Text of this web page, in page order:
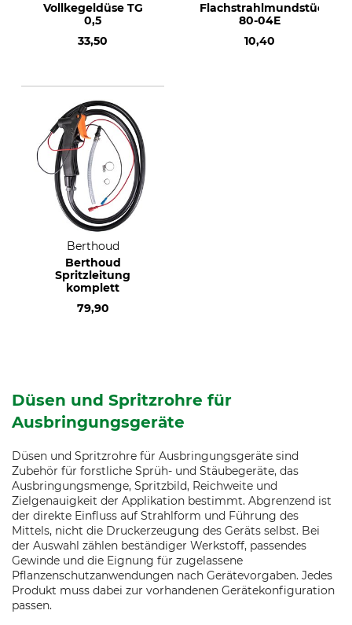
Vollkegeldüse TG
0,5
33,50
Flachstrahlmundstück
80-04E
10,40
Berthoud
Berthoud
Spritzleitung
komplett
79,90
Düsen und Spritzrohre für
Ausbringungsgeräte
Düsen und Spritzrohre für Ausbringungsgeräte sind
Zubehör für forstliche Sprüh- und Stäubegeräte, das
Ausbringungsmenge, Spritzbild, Reichweite und
Zielgenauigkeit der Applikation bestimmt. Abgrenzend ist
der direkte Einfluss auf Strahlform und Führung des
Mittels, nicht die Druckerzeugung des Geräts selbst. Bei
der Auswahl zählen beständiger Werkstoff, passendes
Gewinde und die Eignung für zugelassene
Pflanzenschutzanwendungen nach Gerätevorgaben. Jedes
Produkt muss dabei zur vorhandenen Gerätekonfiguration
passen.